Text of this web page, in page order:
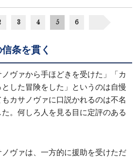
3 4 5 6
条を貫く
ヴァから手ほどきを受けた」「カ
した冒険をした」というのは自慢
カサノヴァに口説かれるのは不名
。何しろ人を見る目に定評のある
ヴァは、一方的に援助を受けただ